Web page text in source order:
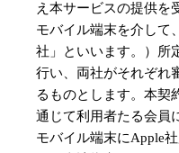
え本サービスの提供を
モバイル端末を介して
社」といいます。）所
行い、両社がそれぞれ
るものとします。本契
通じて利用者たる会員
モバイル端末にApple